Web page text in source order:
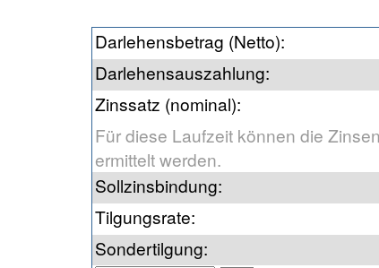
Darlehensbetrag (Netto):
Darlehensauszahlung:
Zinssatz (nominal):
Für diese Laufzeit können die
ermittelt werden.
Sollzinsbindung:
Tilgungsrate:
Sondertilgung: